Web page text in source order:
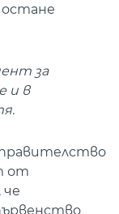
за
и в
от